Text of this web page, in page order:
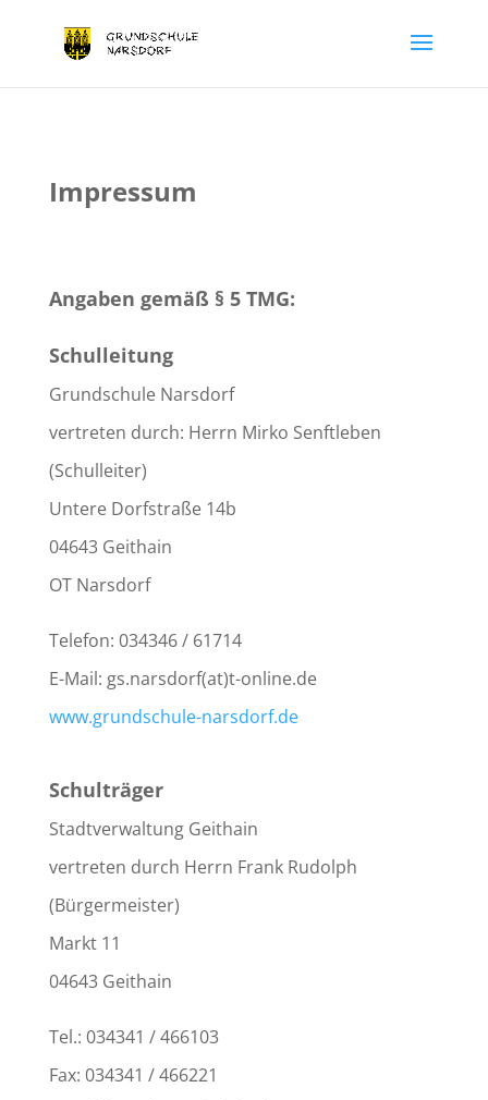
Impressum
Angaben gemäß § 5 TMG:
Schulleitung
Grundschule Narsdorf
vertreten durch: Herrn Mirko Senftleben
(Schulleiter)
Untere Dorfstraße 14b
04643 Geithain
OT Narsdorf
Telefon: 034346 / 61714
E-Mail: gs.narsdorf(at)t-online.de
www.grundschule-narsdorf.de
Schulträger
Stadtverwaltung Geithain
vertreten durch Herrn Frank Rudolph
(Bürgermeister)
Markt 11
04643 Geithain
Tel.: 034341 / 466103
Fax: 034341 / 466221